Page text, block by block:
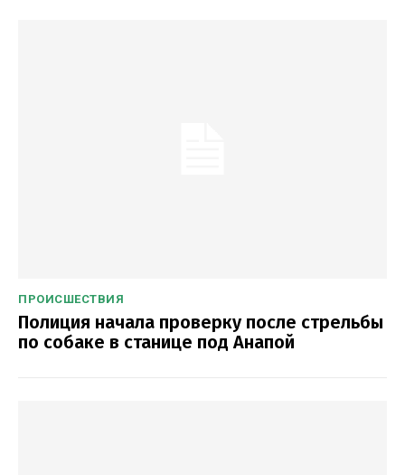
ПРОИСШЕСТВИЯ
Полиция начала проверку после стрельбы
по собаке в станице под Анапой